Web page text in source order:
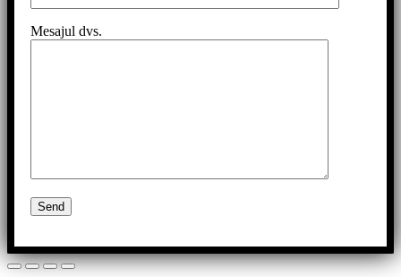
Mesajul dvs.